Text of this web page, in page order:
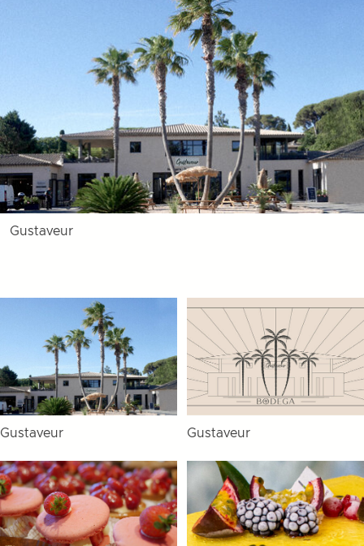
Gustaveur
Gustaveur Gustaveur